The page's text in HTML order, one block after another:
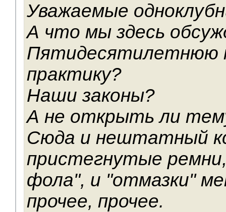
Уважаемые
А что мы здесь
Пятидесятилетнюю
практику?
Наши законы?
А не открыть ли
Сюда и нештатный
пристегнутые
фола", и "отмазки"
прочее, прочее.